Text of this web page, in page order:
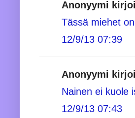
Anonyymi
Tässä miehet
12/9/13 07:39
Anonyymi
Nainen ei kuole
12/9/13 07:43